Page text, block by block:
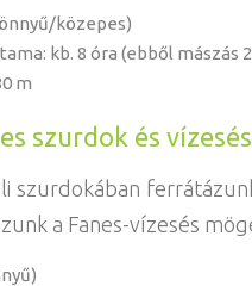
közepes)
kb. 8 óra (ebből mászás
m
szurdok és
szurdokában
a Fanes-vízesés